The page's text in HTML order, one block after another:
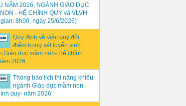
NĂM 2026, NGÀNH GIÁO DỤC
- HỆ CHÍNH QUY và VLVH
8h00, ngày 25/6/2026)
Quy định về việc quy đổi
điểm trong xét tuyển sinh
Giáo dục mầm non- Hệ chính
2026
Thông báo lịch thi năng khiếu
ngành Giáo dục mầm non -
quy- năm 2026